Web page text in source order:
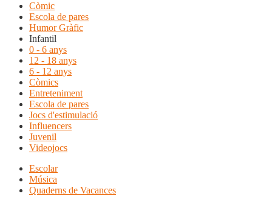
Còmic
Escola de pares
Humor Gràfic
Infantil
0 - 6 anys
12 - 18 anys
6 - 12 anys
Còmics
Entreteniment
Escola de pares
Jocs d'estimulació
Influencers
Juvenil
Videojocs
Escolar
Música
Quaderns de Vacances